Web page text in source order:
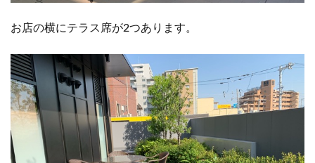
お店の横にテラス席が2つあります。